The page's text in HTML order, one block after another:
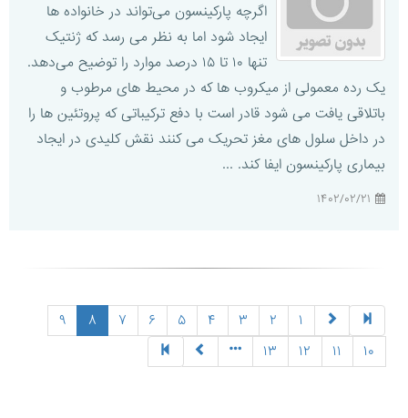
اگرچه پارکینسون می‌تواند در خانواده‌ ها
ایجاد شود اما به نظر می ‌رسد که ژنتیک
تنها ۱۰ تا ۱۵ درصد موارد را توضیح می‌دهد.
یک رده معمولی از میکروب ‌ها که در محیط‌ های مرطوب و
باتلاقی یافت می ‌شود قادر است با دفع ترکیباتی که پروتئین‌ ها را
در داخل سلول ‌های مغز تحریک می ‌کنند نقش کلیدی در ایجاد
بیماری پارکینسون ایفا کند. ...
۱ ۲ ۳ ۴ ۵ ۶ ۷ ۸
۹
۱۰
۱۱ ۱۲ ۱۳